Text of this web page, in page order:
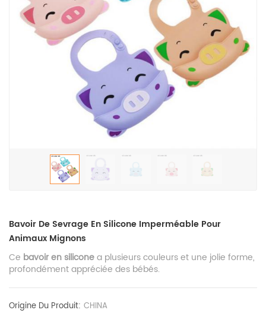
Bavoir De Sevrage En Silicone Imperméable Pour
Animaux Mignons
Ce bavoir en siliconea plusieurs couleurs et une jolie forme,
profondément appréciée des bébés.
Origine Du Produit: CHINA